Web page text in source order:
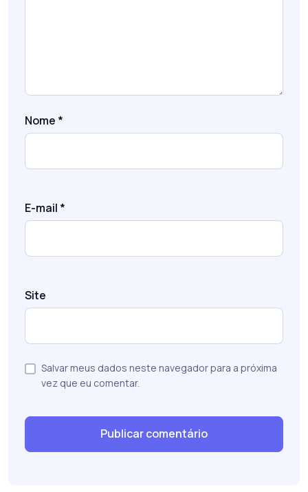
Nome *
E-mail *
Site
Salvar meus dados neste navegador para a próxima
vez que eu comentar.